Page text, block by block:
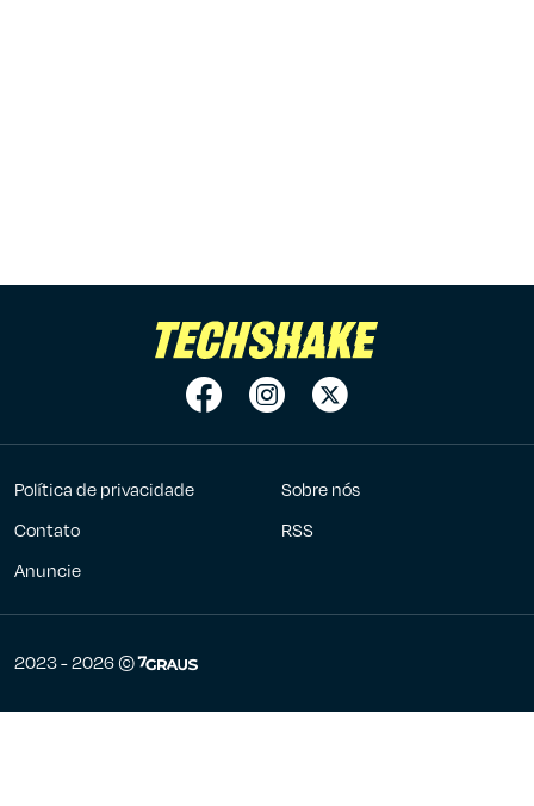
Política de privacidade
Sobre nós
Contato
RSS
Anuncie
2023 - 2026 ©7Graus